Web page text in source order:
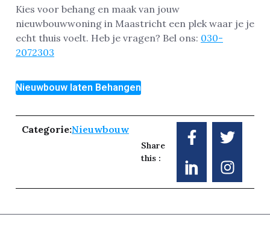
Kies voor behang en maak van jouw
nieuwbouwwoning in Maastricht een plek waar je je
echt thuis voelt. Heb je vragen? Bel ons: 030-
2072303
Nieuwbouw laten Behangen
Categorie:Nieuwbouw
Share
this :